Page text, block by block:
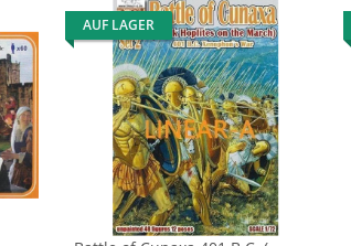
AUF LAGER